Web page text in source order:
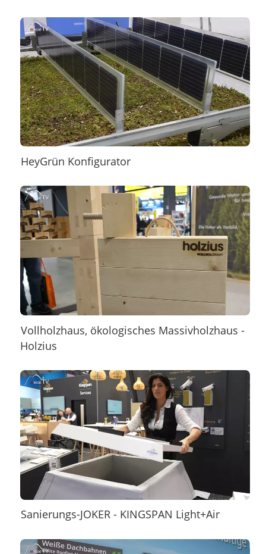
HeyGrün Konfigurator
Vollholzhaus, ökologisches Massivholzhaus -
Holzius
Sanierungs-JOKER - KINGSPAN Light+Air